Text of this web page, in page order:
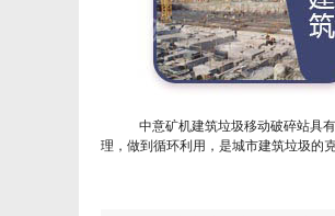
中意矿机建筑垃圾移动破碎站具
理，做到循环利用，是城市建筑垃圾的克